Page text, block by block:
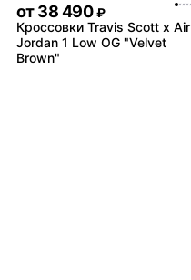
от38 490 ₽
Кроссовки Travis Scott x Air
Jordan 1 Low OG "Velvet
Brown"